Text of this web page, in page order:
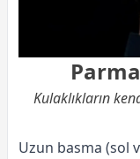
Kulaklıkların
Uzun basma (sol